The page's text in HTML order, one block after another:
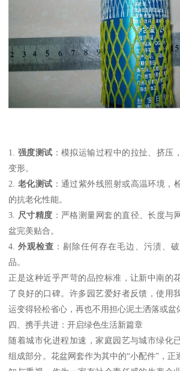
1. 强度测试 ：模拟运输过程中的拉扯、挤压
变形。
2. 老化测试 ：通过紫外线照射或高温环境，
的抗老化性能。
3.
尺寸精度 ：严格测量网套的直径、长度与
盆完美贴合。
4.外观检查 ：剔除任何存在毛边、污渍、
品。
正是这种近乎严苛的品控标准，让新中南的
了良好的口碑。许多园艺爱好者反馈，使用
运变得轻松省心，再也不用担心泥土洒落或盆
四、携手共进：开启绿色生活新篇章
随着城市化进程加速，家庭园艺与城市绿化
组成部分。花盆网套作为其中的“小配件”，正